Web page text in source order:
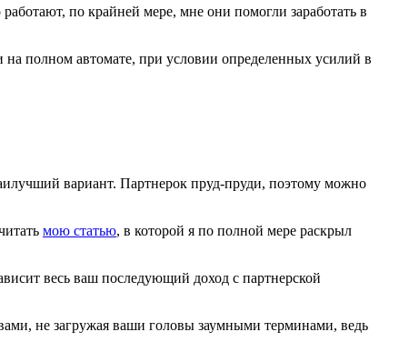
по крайней мере, мне они помогли заработать в
полном автомате, при условии определенных усилий в
вариант. Партнерок пруд-пруди, поэтому можно
мою статью, в которой я по полной мере раскрыл
весь ваш последующий доход с партнерской
не загружая ваши головы заумными терминами, ведь